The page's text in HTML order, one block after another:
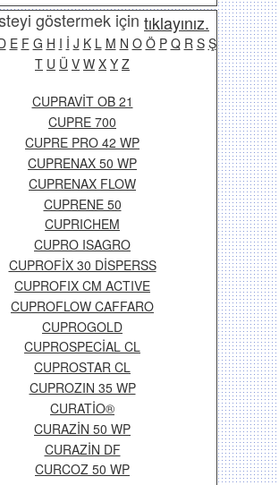
göstermek için tıklayınız.
E F G H I İ J K L M N O Ö P Q R S Ş
T U Ü V W X Y Z
CUPRAVİT OB 21
CUPRE 700
CUPRE PRO 42 WP
CUPRENAX 50 WP
CUPRENAX FLOW
CUPRENE 50
CUPRICHEM
CUPRO ISAGRO
CUPROFİX 30 DİSPERSS
CUPROFIX CM ACTIVE
CUPROFLOW CAFFARO
CUPROGOLD
CUPROSPECİAL CL
CUPROSTAR CL
CUPROZIN 35 WP
CURATİO®
CURAZİN 50 WP
CURAZİN DF
CURCOZ 50 WP